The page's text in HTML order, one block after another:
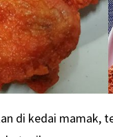
di kedai mamak,